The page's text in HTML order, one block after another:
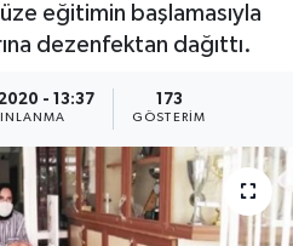
eğitimin başlamasıyla
dezenfektan dağıttı.
- 13:37 173
GÖSTERIM